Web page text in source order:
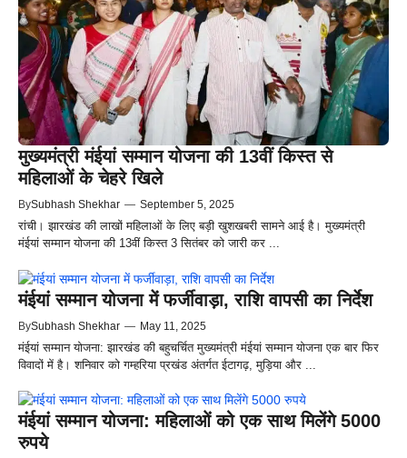
मुख्यमंत्री मंईयां सम्मान योजना की 13वीं किस्त से
महिलाओं के चेहरे खिले
BySubhash Shekhar — September 5, 2025
रांची। झारखंड की लाखों महिलाओं के लिए बड़ी खुशखबरी सामने आई है। मुख्यमंत्री
मंईयां सम्मान योजना की 13वीं किस्त 3 सितंबर को जारी कर ...
मंईयां सम्मान योजना में फर्जीवाड़ा, राशि वापसी का निर्देश
BySubhash Shekhar — May 11, 2025
मंईयां सम्मान योजना: झारखंड की बहुचर्चित मुख्यमंत्री मंईयां सम्मान योजना एक बार फिर
विवादों में है। शनिवार को गम्हरिया प्रखंड अंतर्गत ईटागढ़, मुड़िया और ...
मंईयां सम्मान योजना: महिलाओं को एक साथ मिलेंगे 5000
रुपये